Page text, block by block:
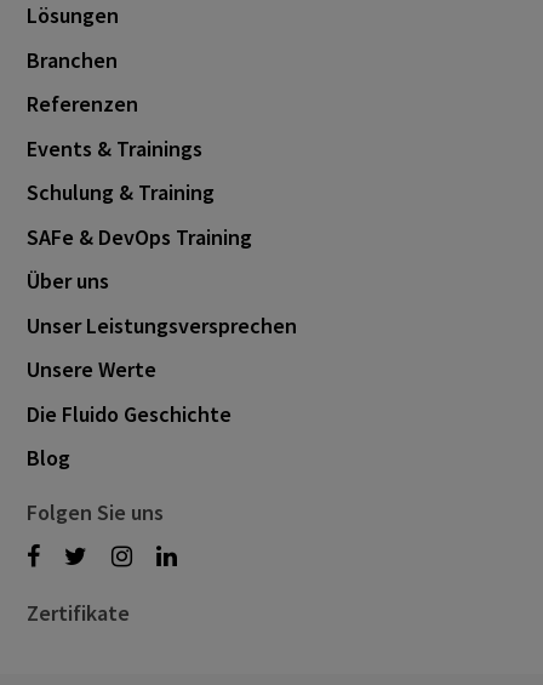
Lösungen
Branchen
Referenzen
Events & Trainings
Schulung & Training
SAFe & DevOps Training
Über uns
Unser Leistungsversprechen
Unsere Werte
Die Fluido Geschichte
Blog
Folgen Sie uns
Zertifikate